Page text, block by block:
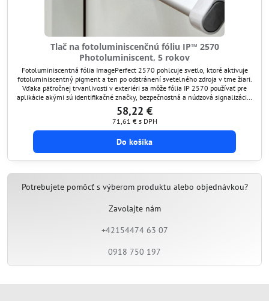
Tlač na fotoluminiscenčnú fóliu IP™ 2570
Photoluminiscent, 5 rokov
Fotoluminiscentná fólia ImagePerfect 2570 pohlcuje svetlo, ktoré aktivuje
fotoluminiscentný pigment a ten po odstránení svetelného zdroja v tme žiari.
Vďaka päťročnej trvanlivosti v exteriéri sa môže fólia IP 2570 používať pre
aplikácie akými sú identifikačné značky, bezpečnostná a núdzová signalizácia,
čo je ideálne v prípade použitia v kanceláriách, školách, hoteloch, športových
areáloch a na...
58,22 €
71,61 € s DPH
Do košíka
Potrebujete pomôcť s výberom produktu alebo objednávkou?
Zavolajte nám
+42154474 63 07
0918 750 197